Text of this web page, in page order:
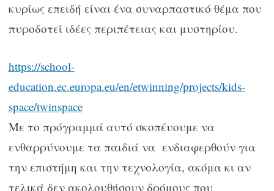
κυρίως επειδή είναι ένα συναρπαστικό θέμα που
πυροδοτεί ιδέες περιπέτειας και μυστηρίου.
https://school-
education.ec.europa.eu/en/etwinning/projects/kids-
space/twinspace
Με το πρόγραμμά αυτό σκοπέυουμε να
ενθαρρύνουμε τα παιδιά να ενδιαφερθούν για
την επιστήμη και την τεχνολογία, ακόμα κι αν
τελικά δεν ακολουθήσουν δρόμους που